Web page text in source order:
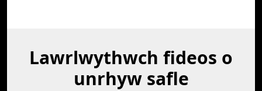
Lawrlwythwch fideos o
unrhyw safle